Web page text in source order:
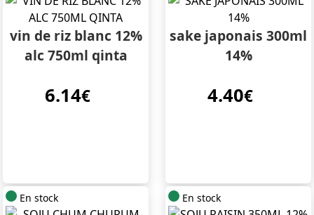
vin de riz blanc 12%
alc 750ml qinta
6.14€
sake japonais 300ml
14%
4.40€
En stock En stock